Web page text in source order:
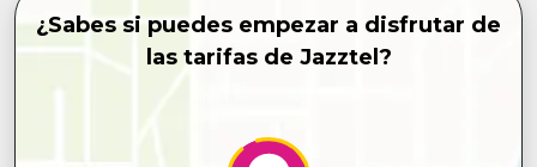
¿Sabes si puedes empezar a disfrutar de
las tarifas de Jazztel?